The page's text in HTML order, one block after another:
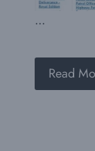
...
Read